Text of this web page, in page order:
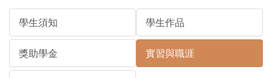
學生須知 學生作品
獎助學金 實習與職涯